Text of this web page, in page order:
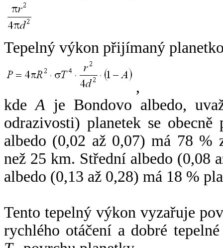
Tepelný výkon přijímaný
,
kdeA je Bondovo albedo,
odrazivosti) planetek se
albedo (0,02 až 0,07) má 78 %
než 25 km. Střední albedo (0,08
albedo (0,13 až 0,28) má 18 %
Tento tepelný výkon vyzařuje
rychlého otáčení a dobré